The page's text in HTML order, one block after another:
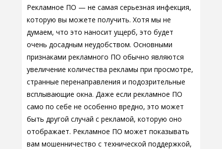
Рекламное ПО — не самая серьезная инфекция,
которую вы можете получить. Хотя мы не
думаем, что это наносит ущерб, это будет
очень досадным неудобством. Основными
признаками рекламного ПО обычно являются
увеличение количества рекламы при просмотре,
странные перенаправления и подозрительные
всплывающие окна. Даже если рекламное ПО
само по себе не особенно вредно, это может
быть другой случай с рекламой, которую оно
отображает. Рекламное ПО может показывать
вам мошенничество с технической поддержкой,